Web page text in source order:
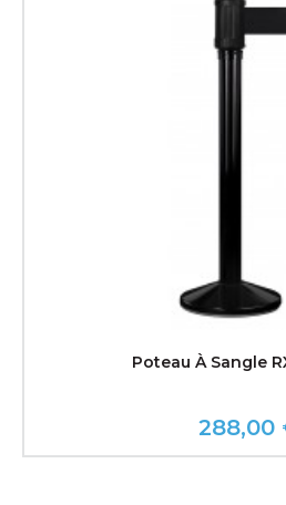
Poteau À Sangle
Prix
288,00